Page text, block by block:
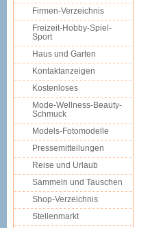
Firmen-Verzeichnis
Freizeit-Hobby-Spiel-
Sport
Haus und Garten
Kontaktanzeigen
Kostenloses
Mode-Wellness-Beauty-
Schmuck
Models-Fotomodelle
Pressemitteilungen
Reise und Urlaub
Sammeln und Tauschen
Shop-Verzeichnis
Stellenmarkt